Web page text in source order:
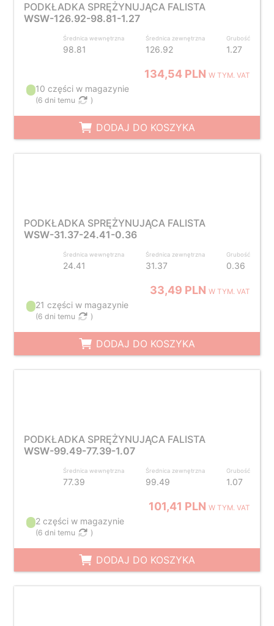
PODKŁADKA SPRĘŻYNUJĄCA FALISTA
WSW-126.92-98.81-1.27
Średnica wewnętrzna
98.81
Średnica zewnętrzna
126.92
Grubość
1.27
134,54 PLNW TYM. VAT
10 części w magazynie
(6 dni temu )
DODAJ DO KOSZYKA
PODKŁADKA SPRĘŻYNUJĄCA FALISTA
WSW-31.37-24.41-0.36
Średnica wewnętrzna
24.41
Średnica zewnętrzna
31.37
Grubość
0.36
33,49 PLNW TYM. VAT
21 części w magazynie
(6 dni temu )
DODAJ DO KOSZYKA
PODKŁADKA SPRĘŻYNUJĄCA FALISTA
WSW-99.49-77.39-1.07
Średnica wewnętrzna
77.39
Średnica zewnętrzna
99.49
Grubość
1.07
101,41 PLNW TYM. VAT
2 części w magazynie
(6 dni temu )
DODAJ DO KOSZYKA